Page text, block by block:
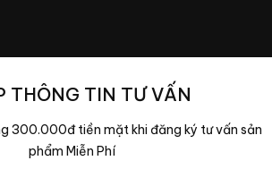
THÔNG TIN TƯ VẤN
300.000đ tiền mặt khi đăng ký tư vấn sản
phẩm Miễn Phí